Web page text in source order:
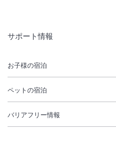
サポート情報
お子様の宿泊
ペットの宿泊
バリアフリー情報